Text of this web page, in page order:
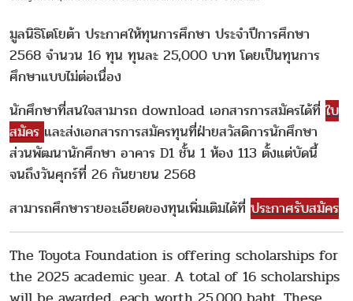
มูลนิธิโตโยต้า ประกาศให้ทุนการศึกษา ประจำปีการศึกษา
2568 จำนวน 16 ทุน ทุนละ 25,000 บาท โดยเป็นทุนการ
ศึกษาแบบไม่ต่อเนื่อง
นักศึกษาที่สนใจสามารถ download เอกสารการสมัครได้ที่ ใบ
สมัคร และส่งเอกสารการสมัครทุนที่ฝ่ายสวัสดิการนักศึกษา
ส่วนพัฒนานักศึกษา อาคาร D1 ชั้น 1 ห้อง 113 ตั้งแต่บัดนี้
จนถึงวันศุกร์ที่ 26 กันยายน 2568
สามารถศึกษารายอะเอียดของทุนเพิ่มเติมได้ที่ ประกาศรับสมัคร
The Toyota Foundation is offering scholarships for
the 2025 academic year. A total of 16 scholarships